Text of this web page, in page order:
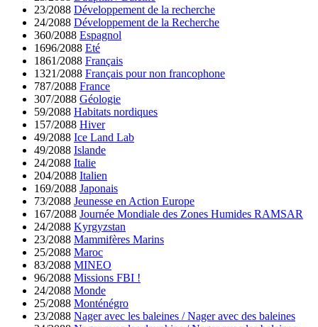
23/2088 Développement de la recherche
24/2088 Développement de la Recherche
360/2088 Espagnol
1696/2088 Eté
1861/2088 Français
1321/2088 Français pour non francophone
787/2088 France
307/2088 Géologie
59/2088 Habitats nordiques
157/2088 Hiver
49/2088 Ice Land Lab
49/2088 Islande
24/2088 Italie
204/2088 Italien
169/2088 Japonais
73/2088 Jeunesse en Action Europe
167/2088 Journée Mondiale des Zones Humides RAMSAR
24/2088 Kyrgyzstan
23/2088 Mammifères Marins
25/2088 Maroc
83/2088 MINEO
96/2088 Missions FBI !
24/2088 Monde
25/2088 Monténégro
23/2088 Nager avec les baleines / Nager avec des baleines